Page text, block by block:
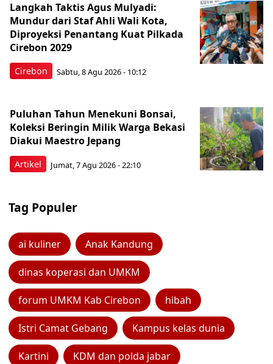
Cirebon
Langkah Taktis Agus Mulyadi:
Mundur dari Staf Ahli Wali Kota,
Diproyeksi Penantang Kuat Pilkada
Cirebon 2029
Sabtu, 8 Agu 2026 - 10:12
Artikel
Puluhan Tahun Menekuni Bonsai,
Koleksi Beringin Milik Warga Bekasi
Diakui Maestro Jepang
Jumat, 7 Agu 2026 - 22:10
Tag Populer
ai kuliner Anak Kandung
dinas koperasi dan UMKM
forum UMKM Kab Cirebon hibah
Istri Camat Gebang Kampus kelas dunia
Kartini KDM dan polda jabar